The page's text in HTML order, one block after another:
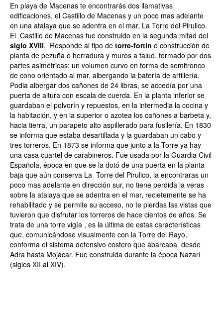
En playa de Macenas te encontrarás dos llamativas
edificaciones, el Castillo de Macenas y un poco mas adelante
en una atalaya que se adentra en el mar, La Torre del Pirulico.
El Castillo de Macenas fue construido en la segunda mitad del
siglo XVIII. Responde al tipo de torre-fortín o construcción de
planta de pezuña o herradura y muros a talud, formado por dos
partes asimétricas: un volumen curvo en forma de semitronco
de cono orientado al mar, albergando la batería de artillería.
Podia albergar dos cañones de 24 libras, se accedía por una
puerta de altura con escala de cuerda. En la planta inferior se
guardaban el polvorín y repuestos, en la intermedia la cocina y
la habitación, y en la superior o azotea los cañones a barbeta y,
hacia tierra, un parapeto alto aspillerado para fusilería. En 1830
se informa que estaba desartillada y la guardaban un cabo y
tres torreros. En 1873 se informa que junto a la Torre ya hay
una casa cuartel de carabineros. Fue usada por la Guardia Civil
Española, época en que se la dotó de una puerta en la planta
baja que aún conserva La Torre del Pirulico, la encontraras un
poco mas adelante en dirección sur, no tiene perdida la veras
sobre la atalaya que se adentra en el mar, recietemente se ha
rehabilitado y se permite su acceso, no te pierdas las vistas que
tuvieron que disfrutar los torreros de hace cientos de años. Se
trata de una torre vigía , es la última de estas características
que, comunicándose visualmente con la Torre del Rayo,
conforma el sistema defensivo costero que abarcaba desde
Adra hasta Mojácar. Fue construida durante la época Nazarí
(siglos XII al XIV).